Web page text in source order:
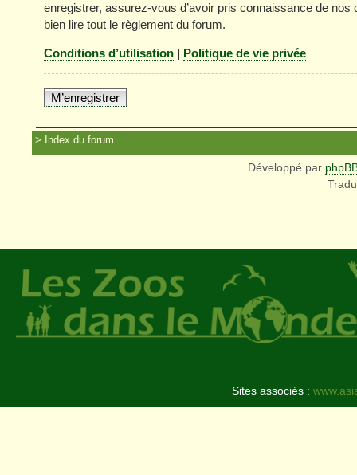
enregistrer, assurez-vous d’avoir pris connaissance de
bien lire tout le règlement du forum.
Conditions d’utilisation | Politique de vie privée
M’enregistrer
Index du forum
Développé par
Sites associés :